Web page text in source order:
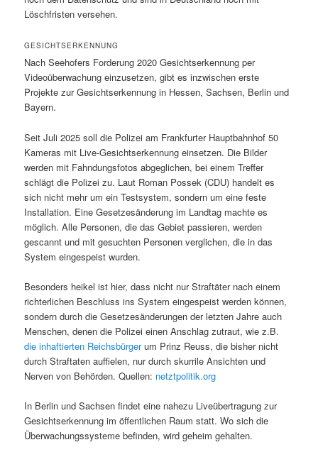
Löschfristen versehen.
GESICHTSERKENNUNG
Nach Seehofers Forderung 2020 Gesichtserkennung per
Videoüberwachung einzusetzen, gibt es inzwischen erste
Projekte zur Gesichtserkennung in Hessen, Sachsen, Berlin und
Bayern.
Seit Juli 2025 soll die Polizei am Frankfurter Hauptbahnhof 50
Kameras mit Live-Gesichtserkennung einsetzen. Die Bilder
werden mit Fahndungsfotos abgeglichen, bei einem Treffer
schlägt die Polizei zu. Laut Roman Possek (CDU) handelt es
sich nicht mehr um ein Testsystem, sondern um eine feste
Installation. Eine Gesetzesänderung im Landtag machte es
möglich. Alle Personen, die das Gebiet passieren, werden
gescannt und mit gesuchten Personen verglichen, die in das
System eingespeist wurden.
Besonders heikel ist hier, dass nicht nur Straftäter nach einem
richterlichen Beschluss ins System eingespeist werden können,
sondern durch die Gesetzesänderungen der letzten Jahre auch
Menschen, denen die Polizei einen Anschlag zutraut, wie z.B.
die inhaftierten Reichsbürgerum Prinz Reuss, die bisher nicht
durch Straftaten auffielen, nur durch skurrile Ansichten und
Nerven von Behörden. Quellen: netztpolitik.org
In Berlin und Sachsen findet eine nahezu Liveübertragung zur
Gesichtserkennung im öffentlichen Raum statt. Wo sich die
Überwachungssysteme befinden, wird geheim gehalten.